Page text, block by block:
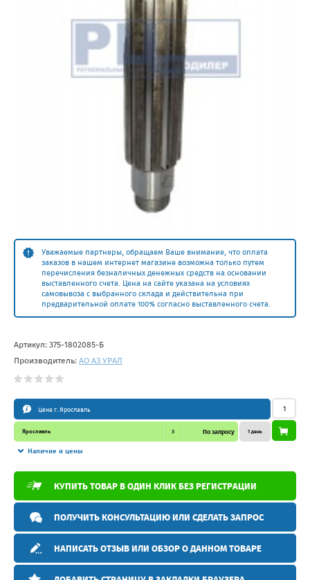
Уважаемые партнеры, обращаем Ваше внимание, что оплата
заказов в нашем интернет магазине возможна только путем
перечисления безналичных денежных средств на основании
выставленного счета. Цена на сайте указана на условиях
самовывоза с выбранного склада и действительна при
предварительной оплате 100% согласно выставленного счета.
Артикул: 375-1802085-Б
Производитель: АО АЗ УРАЛ
Цена г. Ярославль
Ярославль 3 По запросу
Наличие и цены
1 день
КУПИТЬ ТОВАР В ОДИН КЛИК БЕЗ РЕГИСТРАЦИИ
ПОЛУЧИТЬ КОНСУЛЬТАЦИЮ ИЛИ СДЕЛАТЬ ЗАПРОС
НАПИСАТЬ ОТЗЫВ ИЛИ ОБЗОР О ДАННОМ ТОВАРЕ